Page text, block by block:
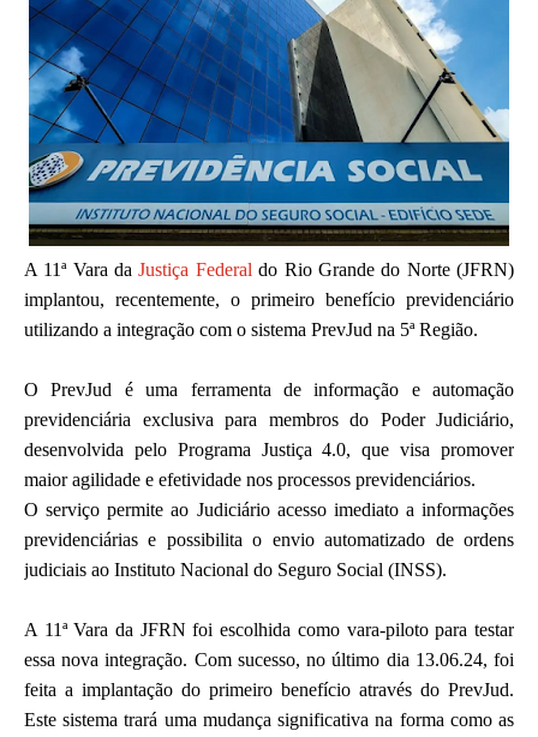
A 11ª Vara daJustiça Federal do Rio Grande do Norte (JFRN)
implantou, recentemente, o primeiro benefício previdenciário
utilizando a integração com o sistema PrevJud na 5ª Região.
O PrevJud é uma ferramenta de informação e automação
previdenciária exclusiva para membros do Poder Judiciário,
desenvolvida pelo Programa Justiça 4.0, que visa promover
maior agilidade e efetividade nos processos previdenciários.
O serviço permite ao Judiciário acesso imediato a informações
previdenciárias e possibilita o envio automatizado de ordens
judiciais ao Instituto Nacional do Seguro Social (INSS).
A 11ª Vara da JFRN foi escolhida como vara-piloto para testar
essa nova integração. Com sucesso, no último dia 13.06.24, foi
feita a implantação do primeiro benefício através do PrevJud.
Este sistema trará uma mudança significativa na forma como as